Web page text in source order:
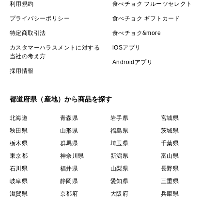
利用規約
プライバシーポリシー
特定商取引法
カスタマーハラスメントに対する
当社の考え方
採用情報
食べチョク フルーツセレクト
食べチョク ギフトカード
食べチョク&more
iOSアプリ
Androidアプリ
都道府県（産地）から商品を探す
北海道 青森県 岩手県
宮城県
秋田県
山形県 福島県
茨城県
栃木県
群馬県 埼玉県
千葉県
東京都
神奈川県 新潟県
富山県
石川県
福井県 山梨県
長野県
岐阜県
静岡県 愛知県
三重県
滋賀県
京都府 大阪府 兵庫県